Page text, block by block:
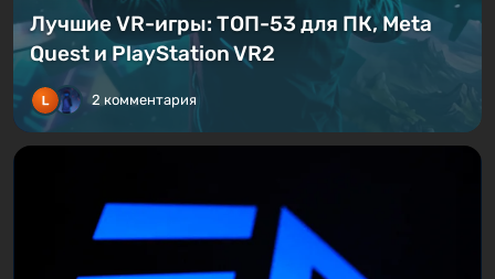
Лучшие VR-игры: ТОП-53 для ПК, Meta
Quest и PlayStation VR2
2 комментария